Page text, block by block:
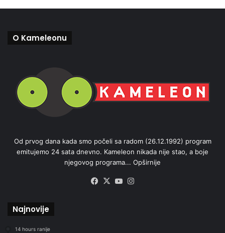
O Kameleonu
Od prvog dana kada smo počeli sa radom (26.12.1992) program
emitujemo 24 sata dnevno. Kameleon nikada nije stao, a boje
njegovog programa... Opširnije
Facebook
X YouTube
Najnovije
14 hours ranije